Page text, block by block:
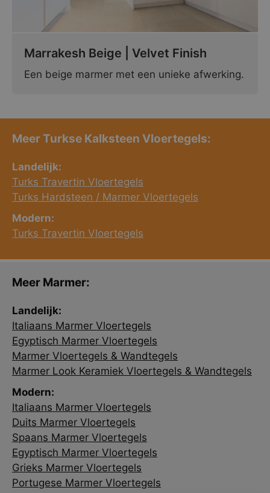
Marrakesh Beige | Velvet Finish
Een beige marmer met een unieke afwerking.
Meer Turkse Kalksteen Vloertegels:
Landelijk:
Turks Travertin Vloertegels
Turks Hardsteen / Marmer Vloertegels
Modern:
Turks Travertin Vloertegels
Meer Marmer:
Landelijk:
Italiaans Marmer Vloertegels
Egyptisch Marmer Vloertegels
Marmer Vloertegels & Wandtegels
Marmer Look Keramiek Vloertegels & Wandtegels
Modern:
Italiaans Marmer Vloertegels
Duits Marmer Vloertegels
Spaans Marmer Vloertegels
Egyptisch Marmer Vloertegels
Grieks Marmer Vloertegels
Portugese Marmer Vloertegels